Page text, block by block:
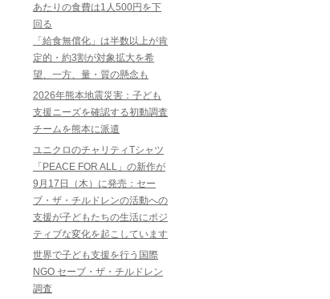
あたりの食費は1人500円を下
回る
「給食無償化」は半数以上が肯
定的・約3割が対象拡大を希
望、一方、量・質の懸念も
2026年熊本地震災害：子ども
支援ニーズを確認する初動調査
チームを熊本に派遣
ユニクロのチャリティTシャツ
「PEACE FOR ALL」の新作が
9月17日（木）に発売：セー
ブ・ザ・チルドレンの活動への
支援が子どもたちの生活にポジ
ティブな変化を起こしています
世界で子ども支援を行う国際
NGO セーブ・ザ・チルドレン
調査